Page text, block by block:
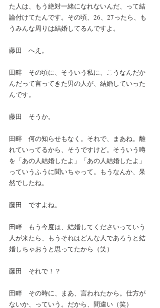
た人は、もう絶対一緒になれないんだ、って結
論付けてたんです。その頃、26、27ったら、も
うみんな周りは結婚してるんですよ。
藤田　へえ。
田畔　その頃に、そういう私に、こうなんだか
んだって言ってきた男の人が、結婚していった
んです。
藤田　そうか。
田畔　何の知らせもなく。それで、まあね。離
れていってるから、そうですけど。そういう噂
を「あの人結婚したよ」「あの人結婚したよ」
っていうふうに聞いちゃって。もうなんか、呆
然でしたね。
藤田　ですよね。
田畔　もう今度は、結婚してくださいっていう
人が来たら、もうそれはどんな人であろうと結
婚しちゃおうと思ってたから（笑）
藤田　それで！？
田畔　その時に、まあ、言われたから。仕方が
ないか、っていう。だから、間違い（笑）